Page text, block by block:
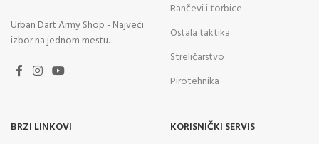
Urban Dart Army Shop - Najveći
izbor na jednom mestu.
Rančevi i torbice
Ostala taktika
Streličarstvo
Pirotehnika
BRZI LINKOVI
KORISNIČKI SERVIS